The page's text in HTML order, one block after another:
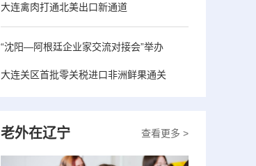
大连禽肉打通北美出口新通道
“沈阳—阿根廷企业家交流对接会”举办
大连关区首批零关税进口非洲鲜果通关
查看更多 >
老外在辽宁